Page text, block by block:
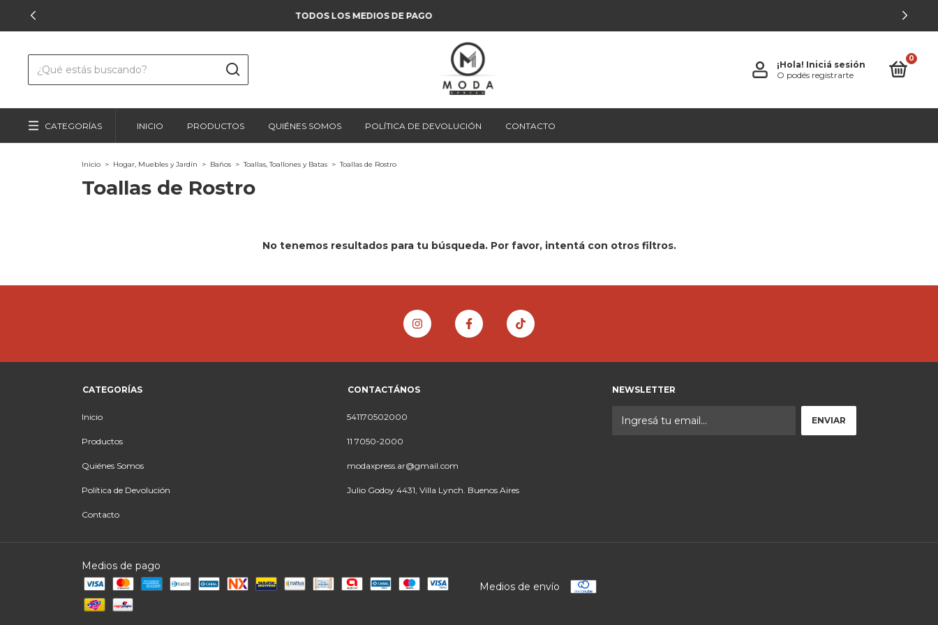
¡Hola! Iniciá sesión
O podés registrarte
0
CATEGORÍAS INICIO PRODUCTOS QUIÉNES SOMOS POLÍTICA DE DEVOLUCIÓN CONTACTO
Inicio > Hogar, Muebles y Jardín > Baños > Toallas, Toallones y Batas > Toallas de Rostro
Toallas de Rostro
No tenemos resultados para tu búsqueda. Por favor, intentá con otros filtros.
CATEGORÍAS
Inicio
Productos
Quiénes Somos
Política de Devolución
Contacto
CONTACTÁNOS
541170502000
11 7050-2000
modaxpress.ar@gmail.com
Julio Godoy 4431, Villa Lynch. Buenos Aires
NEWSLETTER
Medios de pago
Medios de envío